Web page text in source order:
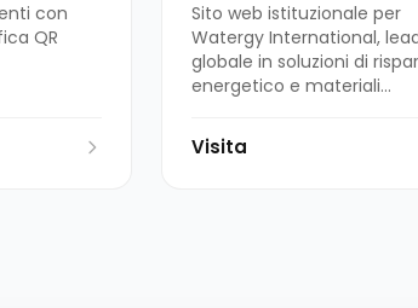
con
QR
Sito web istituzionale per
Watergy International,
globale in soluzioni di
energetico e materiali
infrastrutture.
Visita